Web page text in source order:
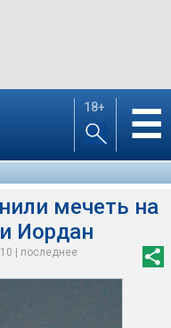
18+ ☰
мечеть на
Иордан
| последнее